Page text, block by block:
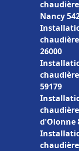
Nancy
26000
59179
d'Olonne